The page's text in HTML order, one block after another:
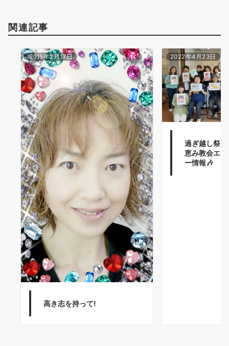
関連記事
2015年2月17日
高き志を持って!
2022年4月23日
過ぎ越し祭
恵み教会エ
ー情報🎶